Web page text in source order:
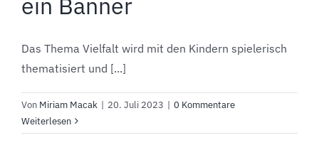
Das Thema Vielfalt wird mit den Kindern spielerisch
thematisiert und [...]
Von Miriam Macak | 20. Juli 2023 | 0 Kommentare
Weiterlesen